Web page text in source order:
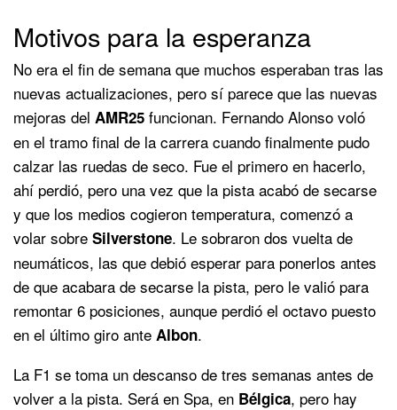
Motivos para la esperanza
No era el fin de semana que muchos esperaban tras las
nuevas actualizaciones, pero sí parece que las nuevas
mejoras del AMR25 funcionan. Fernando Alonso voló
en el tramo final de la carrera cuando finalmente pudo
calzar las ruedas de seco. Fue el primero en hacerlo,
ahí perdió, pero una vez que la pista acabó de secarse
y que los medios cogieron temperatura, comenzó a
volar sobre Silverstone. Le sobraron dos vuelta de
neumáticos, las que debió esperar para ponerlos antes
de que acabara de secarse la pista, pero le valió para
remontar 6 posiciones, aunque perdió el octavo puesto
en el último giro ante Albon.
La F1 se toma un descanso de tres semanas antes de
volver a la pista. Será en Spa, en Bélgica, pero hay